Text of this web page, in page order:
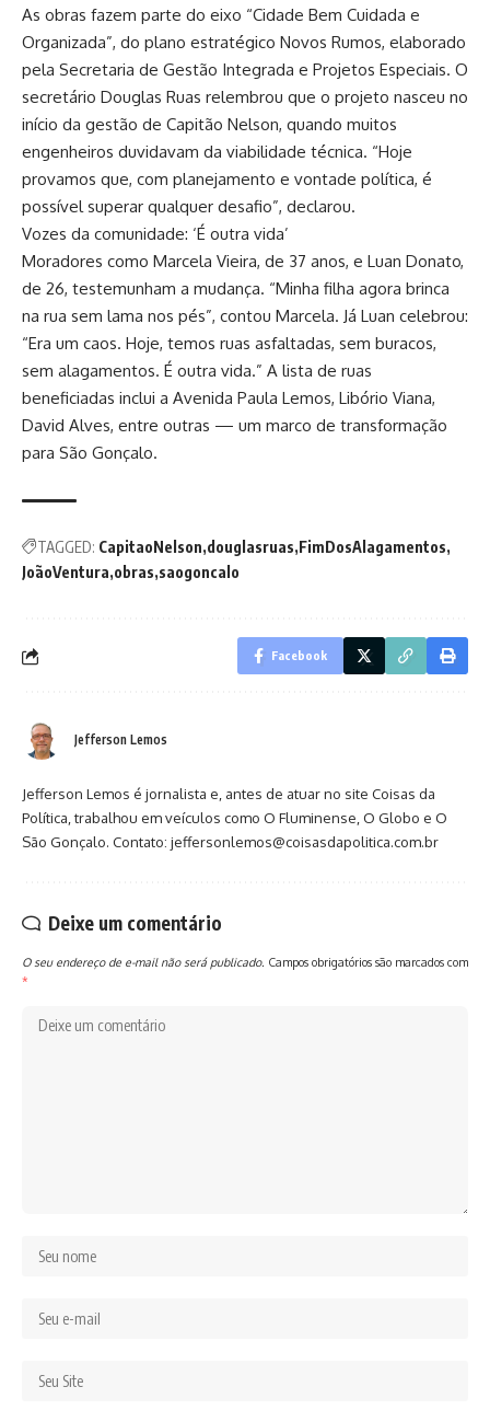
As obras fazem parte do eixo “Cidade Bem Cuidada e
Organizada”, do plano estratégico Novos Rumos, elaborado
pela Secretaria de Gestão Integrada e Projetos Especiais. O
secretário Douglas Ruas relembrou que o projeto nasceu no
início da gestão de Capitão Nelson, quando muitos
engenheiros duvidavam da viabilidade técnica. “Hoje
provamos que, com planejamento e vontade política, é
possível superar qualquer desafio”, declarou.
Vozes da comunidade: ‘É outra vida’
Moradores como Marcela Vieira, de 37 anos, e Luan Donato,
de 26, testemunham a mudança. “Minha filha agora brinca
na rua sem lama nos pés”, contou Marcela. Já Luan celebrou:
“Era um caos. Hoje, temos ruas asfaltadas, sem buracos,
sem alagamentos. É outra vida.” A lista de ruas
beneficiadas inclui a Avenida Paula Lemos, Libório Viana,
David Alves, entre outras — um marco de transformação
para São Gonçalo.
TAGGED: CapitaoNelson douglasruas FimDosAlagamentos
JoãoVentura obras saogoncalo
Facebook
Jefferson Lemos
Jefferson Lemos é jornalista e, antes de atuar no site Coisas da
Política, trabalhou em veículos como O Fluminense, O Globo e O
São Gonçalo. Contato: jeffersonlemos@coisasdapolitica.com.br
Deixe um comentário
O seu endereço de e-mail não será publicado. Campos obrigatórios são marcados com
*